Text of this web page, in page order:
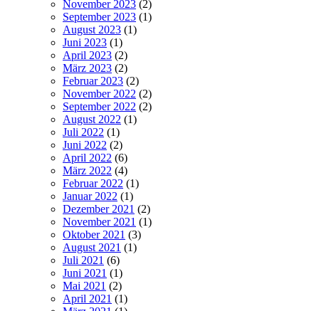
November 2023 (2)
September 2023 (1)
August 2023 (1)
Juni 2023 (1)
April 2023 (2)
März 2023 (2)
Februar 2023 (2)
November 2022 (2)
September 2022 (2)
August 2022 (1)
Juli 2022 (1)
Juni 2022 (2)
April 2022 (6)
März 2022 (4)
Februar 2022 (1)
Januar 2022 (1)
Dezember 2021 (2)
November 2021 (1)
Oktober 2021 (3)
August 2021 (1)
Juli 2021 (6)
Juni 2021 (1)
Mai 2021 (2)
April 2021 (1)